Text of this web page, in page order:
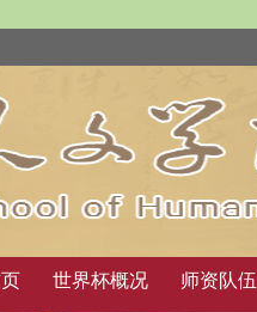
世界杯概况 师资队伍